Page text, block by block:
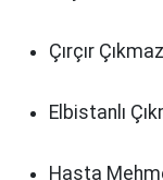
Çırçır
Elbistanlı
Hasta